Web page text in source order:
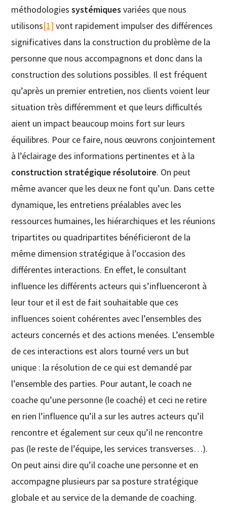
méthodologiessystémiques variées que nous
utilisons[1] vont rapidement impulser des différences
significatives dans la construction du problème de la
personne que nous accompagnons et donc dans la
construction des solutions possibles. Il est fréquent
qu’après un premier entretien, nos clients voient leur
situation très différemment et que leurs difficultés
aient un impact beaucoup moins fort sur leurs
équilibres. Pour ce faire, nous œuvrons conjointement
à l’éclairage des informations pertinentes et à la
construction stratégique résolutoire. On peut
même avancer que les deux ne font qu’un. Dans cette
dynamique, les entretiens préalables avec les
ressources humaines, les hiérarchiques et les réunions
tripartites ou quadripartites bénéficieront de la
même dimension stratégique à l’occasion des
différentes interactions. En effet, le consultant
influence les différents acteurs qui s’influenceront à
leur tour et il est de fait souhaitable que ces
influences soient cohérentes avec l’ensembles des
acteurs concernés et des actions menées. L’ensemble
de ces interactions est alors tourné vers un but
unique : la résolution de ce qui est demandé par
l’ensemble des parties. Pour autant, le coach ne
coache qu’une personne (le coaché) et ceci ne retire
en rien l’influence qu’il a sur les autres acteurs qu’il
rencontre et également sur ceux qu’il ne rencontre
pas (le reste de l’équipe, les services transverses…).
On peut ainsi dire qu’il coache une personne et en
accompagne plusieurs par sa posture stratégique
globale et au service de la demande de coaching.